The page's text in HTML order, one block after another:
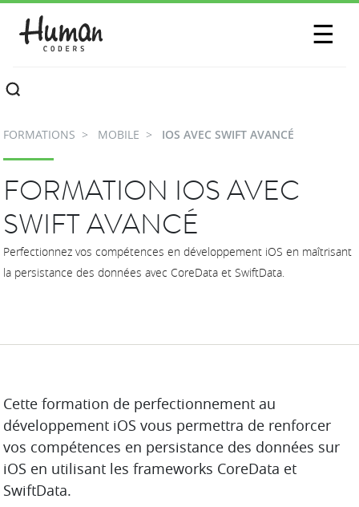
☰
CONTACTEZ-NOUS
FORMATIONS MOBILE IOS AVEC SWIFT AVANCÉ
FORMATION IOS AVEC
SWIFT AVANCÉ
Perfectionnez vos compétences en développement iOS en maîtrisant
la persistance des données avec CoreData et SwiftData.
DESCRIPTION
Cette formation de perfectionnement au
développement iOS vous permettra de renforcer
vos compétences en persistance des données sur
iOS en utilisant les frameworks CoreData et
SwiftData.